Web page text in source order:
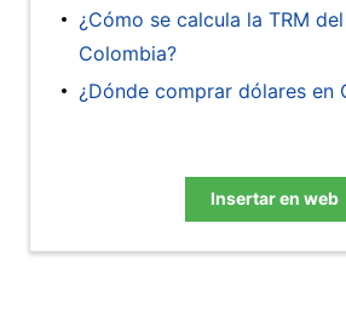
¿Cómo se calcula la TRM
Colombia?
¿Dónde comprar dólares en
Insertar en web